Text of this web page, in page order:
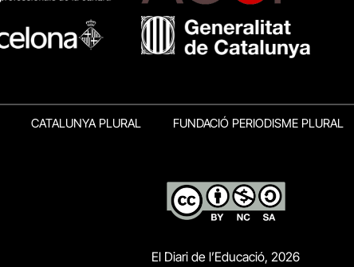
CATALUNYA PLURAL FUNDACIÓ PERIODISME PLURAL
El Diari de l’Educació, 2026